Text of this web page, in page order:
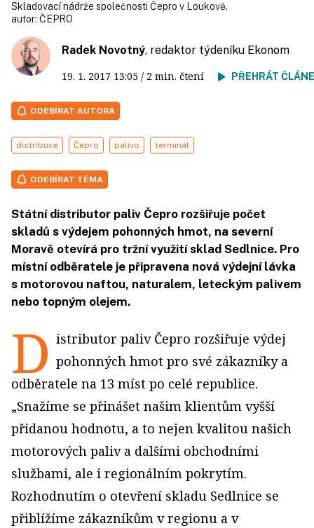
Skladovací nádrže společnosti Čepro v Loukově.
autor: ČEPRO
Radek Novotný, redaktor týdeníku Ekonom
19. 1. 2017 13:05 / 2 min. čtení PŘEHRÁT
ODEBÍRAT AUTORA
distribuce Čepro palivo terminál
ODEBÍRAT TÉMA
Státní distributor paliv Čepro rozšiřuje počet
skladů s výdejem pohonných hmot, na severní
Moravě otevírá pro tržní využití sklad Sedlnice. Pro
místní odběratele je připravena nová výdejní lávka
s motorovou naftou, naturalem, leteckým palivem
nebo topným olejem.
D istributor paliv Čepro rozšiřuje výdej
pohonných hmot pro své zákazníky a
odběratele na 13 míst po celé republice.
„Snažíme se přinášet našim klientům vyšší
přidanou hodnotu, a to nejen kvalitou našich
motorových paliv a dalšími obchodními
službami, ale i regionálním pokrytím.
Rozhodnutím o otevření skladu Sedlnice se
přiblížíme zákazníkům v regionu a v